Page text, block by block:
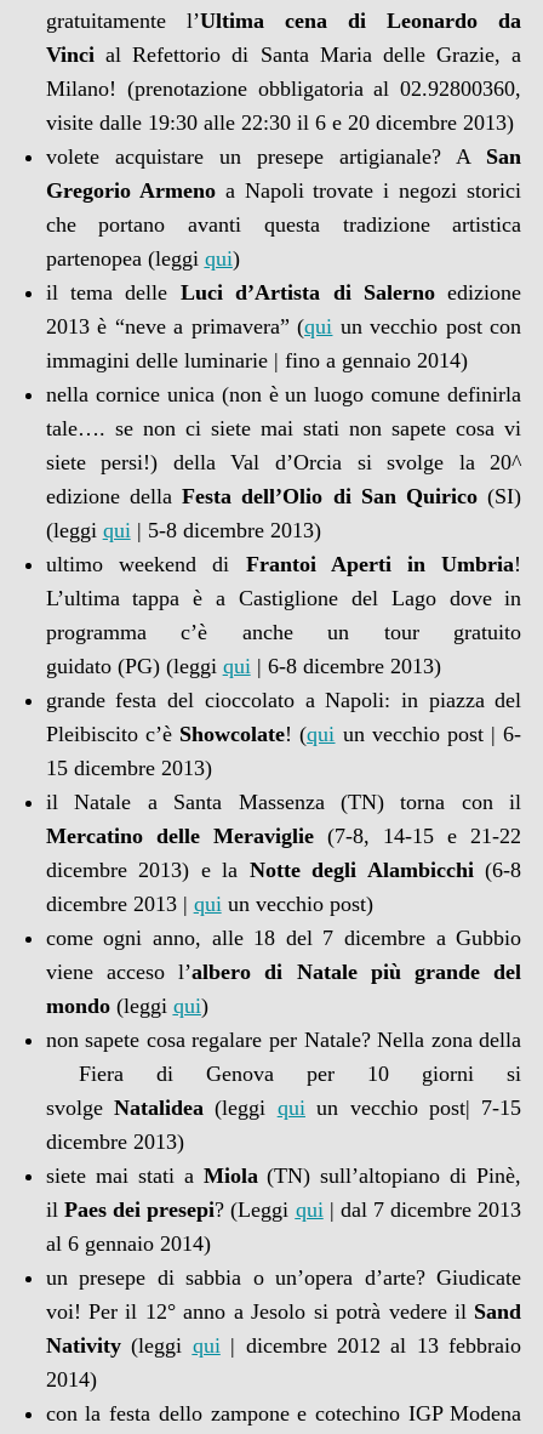
gratuitamente l’Ultima cena di Leonardo da
Vinci al Refettorio di Santa Maria delle Grazie, a
Milano! (prenotazione obbligatoria al 02.92800360,
visite dalle 19:30 alle 22:30 il 6 e 20 dicembre 2013)
volete acquistare un presepe artigianale? A San
Gregorio Armenoa Napoli trovate i negozi storici
che portano avanti questa tradizione artistica
partenopea (leggi qui)
il tema delle Luci d’Artista di Salernoedizione
2013 è “neve a primavera” (qui un vecchio post con
immagini delle luminarie | fino a gennaio 2014)
nella cornice unica (non è un luogo comune definirla
tale…. se non ci siete mai stati non sapete cosa vi
siete persi!) della Val d’Orcia si svolge la 20^
edizione dellaFesta dell’Olio di San Quirico (SI)
(leggi qui| 5-8 dicembre 2013)
ultimo weekend di Frantoi Aperti in Umbria!
L’ultima tappa è a Castiglione del Lago dove in
programma c’è anche un tour gratuito
guidato (PG) (leggi qui| 6-8 dicembre 2013)
grande festa del cioccolato a Napoli: in piazza del
Pleibiscito c’è Showcolate! (qui un vecchio post | 6-
15 dicembre 2013)
il Natale a Santa Massenza (TN) torna con il
Mercatino delle Meraviglie(7-8, 14-15 e 21-22
dicembre 2013) e la Notte degli Alambicchi(6-8
dicembre 2013 | quiun vecchio post)
come ogni anno, alle 18 del 7 dicembre a Gubbio
viene acceso l’albero di Natale più grande del
mondo(leggi qui)
non sapete cosa regalare per Natale? Nella zona della
Fiera di Genova per 10 giorni si
svolgeNatalidea(leggi quiun vecchio post| 7-15
dicembre 2013)
siete mai stati a Miola(TN) sull’altopiano di Pinè,
il Paes dei presepi? (Leggi qui| dal 7 dicembre 2013
al 6 gennaio 2014)
un presepe di sabbia o un’opera d’arte? Giudicate
voi! Per il 12° anno a Jesolo si potrà vedere il Sand
Nativity(leggi qui| dicembre 2012 al 13 febbraio
2014)
con la festa dello zampone e cotechino IGP Modena